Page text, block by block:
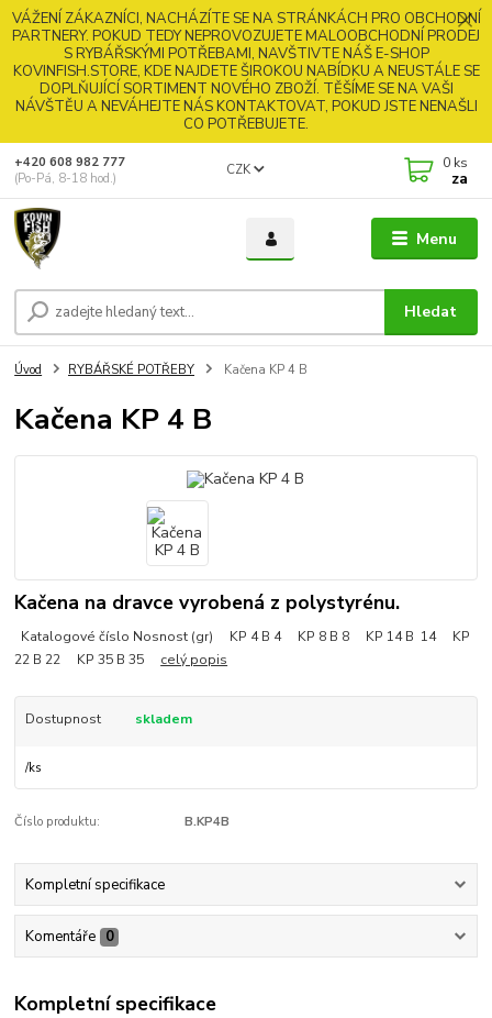
VÁŽENÍ ZÁKAZNÍCI, NACHÁZÍTE SE NA STRÁNKÁCH PRO OBCHODNÍ
PARTNERY. POKUD TEDY NEPROVOZUJETE MALOOBCHODNÍ PRODEJ
S RYBÁŘSKÝMI POTŘEBAMI, NAVŠTIVTE NÁŠ E-SHOP
KOVINFISH.STORE, KDE NAJDETE ŠIROKOU NABÍDKU A NEUSTÁLE SE
DOPLŇUJÍCÍ SORTIMENT NOVÉHO ZBOŽÍ. TĚŠÍME SE NA VAŠI
NÁVŠTĚU A NEVÁHEJTE NÁS KONTAKTOVAT, POKUD JSTE NENAŠLI
CO POTŘEBUJETE.
Menu
CZK
Hledat
+420 608 982 777
(Po-Pá, 8-18 hod.)
0 ks
za
Úvod RYBÁŘSKÉ POTŘEBY Kačena KP 4 B
Kačena KP 4 B
Kačena na dravce vyrobená z polystyrénu.
Katalogové číslo Nosnost (gr) KP 4 B 4 KP 8 B 8 KP 14 B 14 KP
22 B 22 KP 35 B 35 celý popis
Dostupnost skladem
/ks
Číslo produktu: B.KP4B
Kompletní specifikace
Komentáře 0
Kompletní specifikace